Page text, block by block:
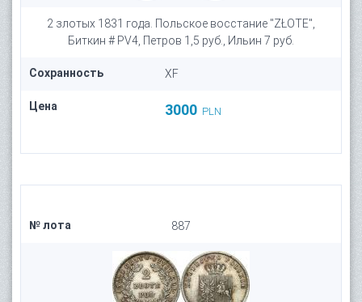
2 злотых 1831 года. Польское восстание "ZŁOTE",
Биткин # PV4, Петров 1,5 руб., Ильин 7 руб.
Сохранность XF
Цена 3000 PLN
№ лота 887